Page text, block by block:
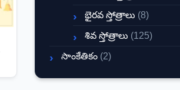
భైరవ స్తోత్రాలు (8)
శివ స్తోత్రాలు (125)
సాంకేతికం (2)